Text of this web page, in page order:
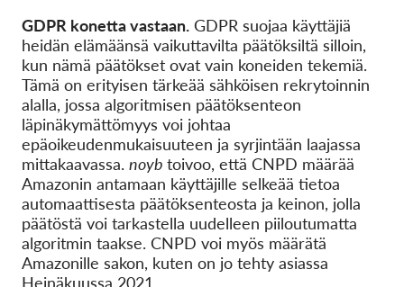
GDPR konetta vastaan. GDPR suojaa käyttäjiä
heidän elämäänsä vaikuttavilta päätöksiltä silloin,
kun nämä päätökset ovat vain koneiden tekemiä.
Tämä on erityisen tärkeää sähköisen rekrytoinnin
alalla, jossa algoritmisen päätöksenteon
läpinäkymättömyys voi johtaa
epäoikeudenmukaisuuteen ja syrjintään laajassa
mittakaavassa. noyb toivoo, että CNPD määrää
Amazonin antamaan käyttäjille selkeää tietoa
automaattisesta päätöksenteosta ja keinon, jolla
päätöstä voi tarkastella uudelleen piiloutumatta
algoritmin taakse. CNPD voi myös määrätä
Amazonille sakon, kuten on jo tehty asiassa
Heinäkuussa 2021